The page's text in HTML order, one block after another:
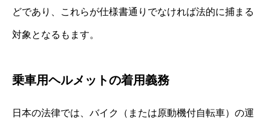
どであり、これらが仕様書通りでなければ法的に捕まる
対象となるもます。
乗車用ヘルメットの着用義務
日本の法律では、バイク（または原動機付自転車）の運